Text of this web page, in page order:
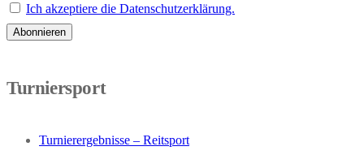
Ich akzeptiere die Datenschutzerklärung.
Turniersport
Turnierergebnisse – Reitsport